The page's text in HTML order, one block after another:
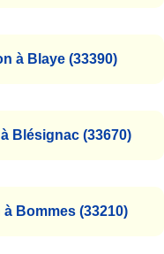
à Blaye (33390)
Blésignac (33670)
Bommes (33210)